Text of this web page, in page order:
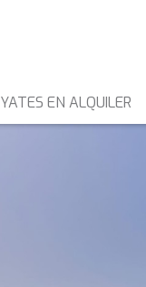
YATES EN ALQUILER
YATES A MOTOR